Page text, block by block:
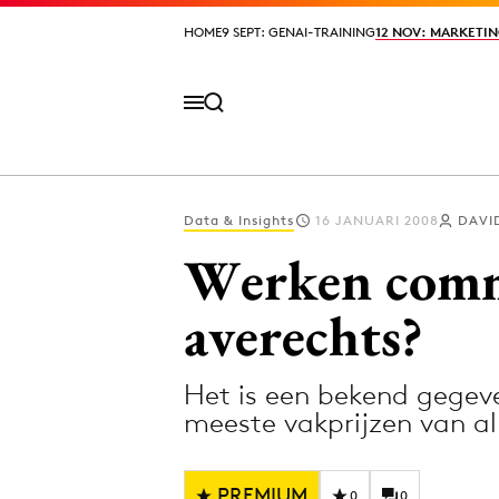
HOME9 SEPT: GENAI-TRAINING12 NOV:
HOME9 SEPT: GENAI-TRAINING12 NOV:
Design
Digital
Diversiteit
Data & Insights 16 JANUARI 2008
Werken
averechts?
Het is een bekend
meeste vakprijzen van
0 0